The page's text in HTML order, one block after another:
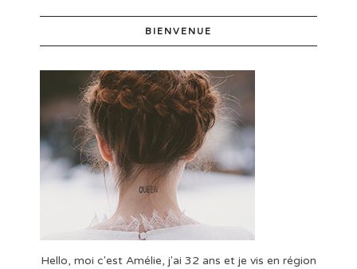
BIENVENUE
Hello, moi c'est Amélie, j'ai 32 ans et je vis en région